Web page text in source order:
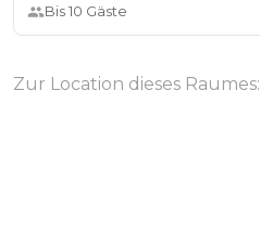
Bis10 Gäste
Zur Location dieses Raumes: